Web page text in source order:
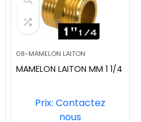
08-MAMELON LAITON
MAMELON LAITON MM 1 1/4
Prix: Contactez
nous